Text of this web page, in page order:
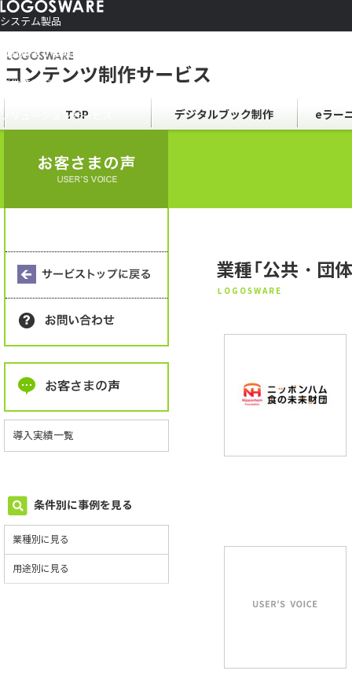
システム製品
コンテンツ作成ソフト
制作サービス
ソリューションサービス
ご利用者さま向け
会社情報
TOP デジタルブック制作 eラー
業種「公共・団
LOGOSWARE
導入実績一覧
条件別に事例を見る
業種別に見る
用途別に見る